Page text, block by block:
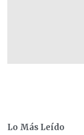
Lo Más Leído